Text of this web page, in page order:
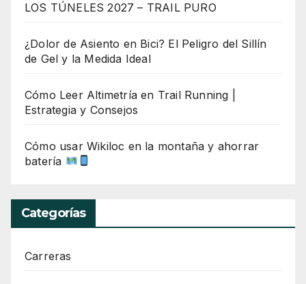
LOS TÚNELES 2027 – TRAIL PURO
¿Dolor de Asiento en Bici? El Peligro del Sillín
de Gel y la Medida Ideal
Cómo Leer Altimetría en Trail Running |
Estrategia y Consejos
Cómo usar Wikiloc en la montaña y ahorrar
batería
Categorías
Carreras